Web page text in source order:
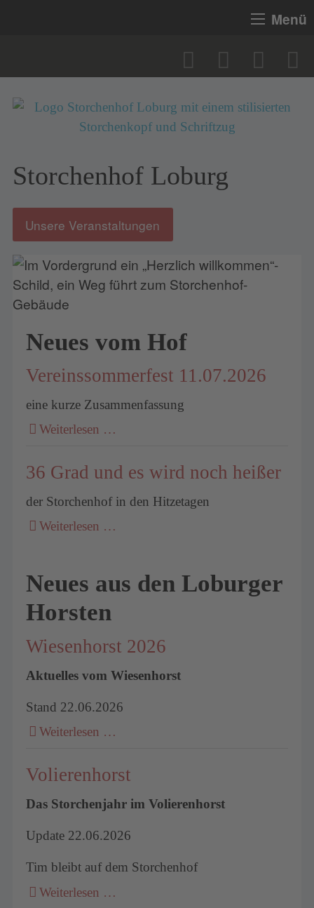
Menü
Storchenhof Loburg
Unsere Veranstaltungen
Neues vom Hof
Vereinssommerfest 11.07.2026
eine kurze Zusammenfassung
Weiterlesen …
36 Grad und es wird noch heißer
der Storchenhof in den Hitzetagen
Weiterlesen …
Neues aus den Loburger
Horsten
Wiesenhorst 2026
Aktuelles vom Wiesenhorst
Stand 22.06.2026
Weiterlesen …
Volierenhorst
Das Storchenjahr im Volierenhorst
Update 22.06.2026
Tim bleibt auf dem Storchenhof
Weiterlesen …